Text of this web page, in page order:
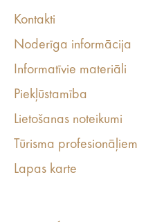
Kontakti
Noderīga informācija
Informatīvie materiāli
Piekļūstamība
Lietošanas noteikumi
Tūrisma profesionāļiem
Lapas karte